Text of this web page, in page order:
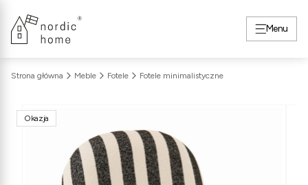
Menu
Strona główna Meble Fotele Fotele minimalistyczne
Okazja